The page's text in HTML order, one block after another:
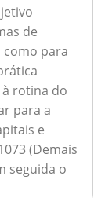
de
para
rotina do
para a
e
(Demais
seguida o